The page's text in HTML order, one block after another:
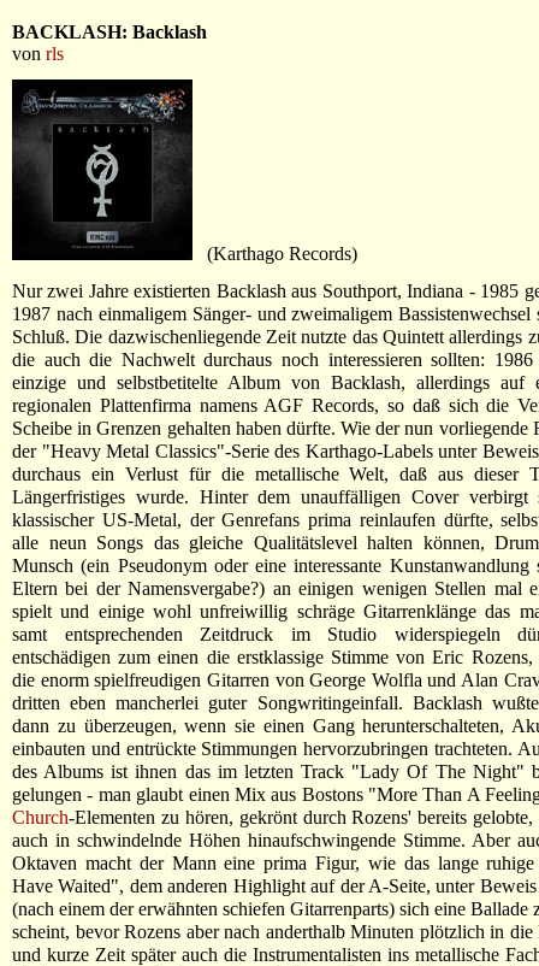
BACKLASH: Backlash
von rls
(Karthago Records)
Nur zwei Jahre existierten Backlash aus Southport, Indiana - 1985
1987 nach einmaligem Sänger- und zweimaligem Bassistenwechsel
Schluß. Die dazwischenliegende Zeit nutzte das Quintett allerdings
die auch die Nachwelt durchaus noch interessieren sollten: 1986
einzige und selbstbetitelte Album von Backlash, allerdings auf
regionalen Plattenfirma namens AGF Records, so daß sich die
Scheibe in Grenzen gehalten haben dürfte. Wie der nun vorliegende
der "Heavy Metal Classics"-Serie des Karthago-Labels unter
durchaus ein Verlust für die metallische Welt, daß aus dieser
Längerfristiges wurde. Hinter dem unauffälligen Cover verbirgt
klassischer US-Metal, der Genrefans prima reinlaufen dürfte,
alle neun Songs das gleiche Qualitätslevel halten können,
Munsch (ein Pseudonym oder eine interessante Kunstanwandlung
Eltern bei der Namensvergabe?) an einigen wenigen Stellen mal
spielt und einige wohl unfreiwillig schräge Gitarrenklänge das
samt entsprechenden Zeitdruck im Studio widerspiegeln
entschädigen zum einen die erstklassige Stimme von Eric
die enorm spielfreudigen Gitarren von George Wolfla und Alan
dritten eben mancherlei guter Songwritingeinfall. Backlash
dann zu überzeugen, wenn sie einen Gang herunterschalteten,
einbauten und entrückte Stimmungen hervorzubringen trachteten.
des Albums ist ihnen das im letzten Track "Lady Of The Night"
gelungen - man glaubt einen Mix aus Bostons "More Than A
Church-Elementen zu hören, gekrönt durch Rozens' bereits gelobte,
auch in schwindelnde Höhen hinaufschwingende Stimme. Aber
Oktaven macht der Mann eine prima Figur, wie das lange
Have Waited", dem anderen Highlight auf der A-Seite, unter
(nach einem der erwähnten schiefen Gitarrenparts) sich eine Ballade
scheint, bevor Rozens aber nach anderthalb Minuten plötzlich in die
und kurze Zeit später auch die Instrumentalisten ins metallische